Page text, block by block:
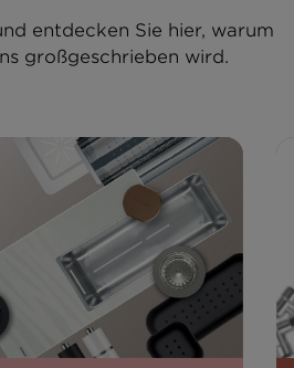
entdecken Sie hier, warum
großgeschrieben wird.